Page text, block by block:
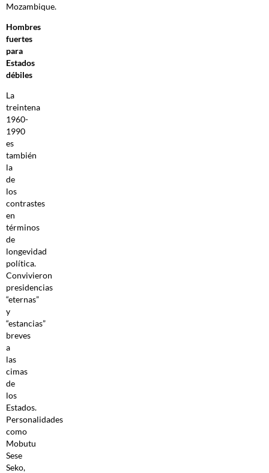
Mozambique.
Hombres
fuertes
para
Estados
débiles
La
treintena
1960-
1990
es
también
la
de
los
contrastes
en
términos
de
longevidad
política.
Convivieron
presidencias
“eternas”
y
“estancias”
breves
a
las
cimas
de
los
Estados.
Personalidades
como
Mobutu
Sese
Seko,